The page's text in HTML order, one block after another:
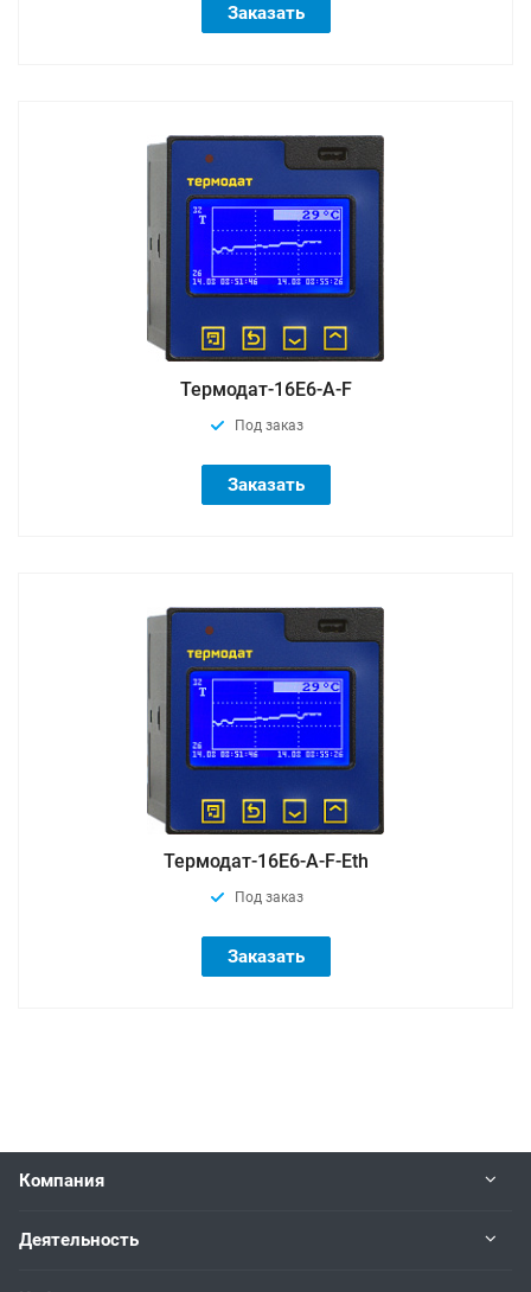
Заказать
Термодат-16Е6-A-F
Под заказ
Заказать
Термодат-16Е6-A-F-Eth
Под заказ
Заказать
Компания
Деятельность